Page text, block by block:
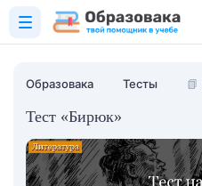
Образовака Тесты 📗
Тест «Бирюк»